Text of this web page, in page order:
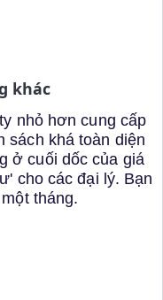
khác
nhỏ hơn cung cấp
sách khá toàn diện
ở cuối dốc của giá
cho các đại lý. Bạn
tháng.